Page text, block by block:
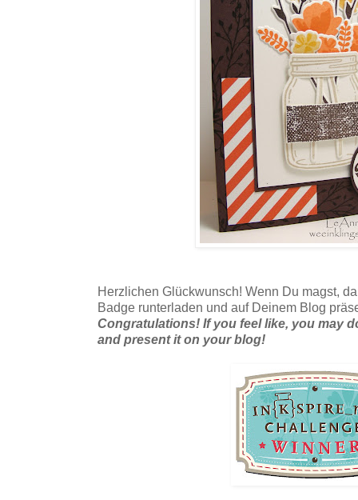
Herzlichen Glückwunsch! Wenn Du magst,
Badge runterladen und auf Deinem Blog
Congratulations! If you feel like, you may
and present it on your blog!